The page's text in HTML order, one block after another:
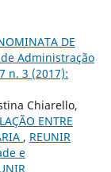
DE
de Administração
n. 3 (2017):
Chiarello,
ENTRE
, REUNIR
e